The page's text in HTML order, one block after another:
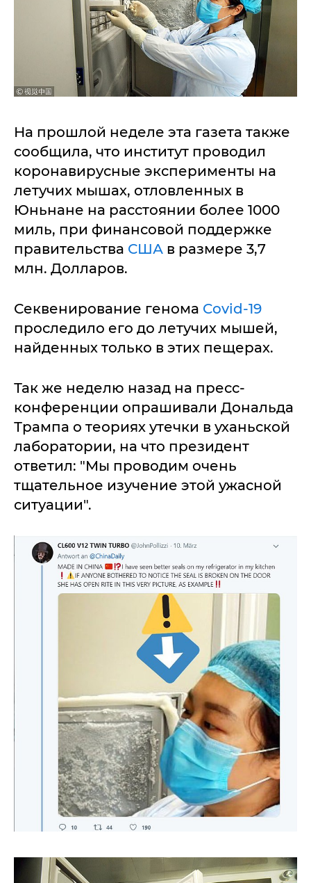
На прошлой неделе эта газета также
сообщила, что институт проводил
коронавирусные эксперименты на
летучих мышах, отловленных в
Юньнане на расстоянии более 1000
миль, при финансовой поддержке
правительства США в размере 3,7
млн. Долларов.
Секвенирование генома Covid-19
проследило его до летучих мышей,
найденных только в этих пещерах.
Так же неделю назад на пресс-
конференции опрашивали Дональда
Трампа о теориях утечки в уханьской
лаборатории, на что президент
ответил: "Мы проводим очень
тщательное изучение этой ужасной
ситуации".